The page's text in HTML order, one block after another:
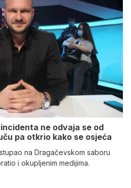
ne odvaja se od
pa otkrio kako se osjeća
na Dragačevskom saboru
i okupljenim medijima.